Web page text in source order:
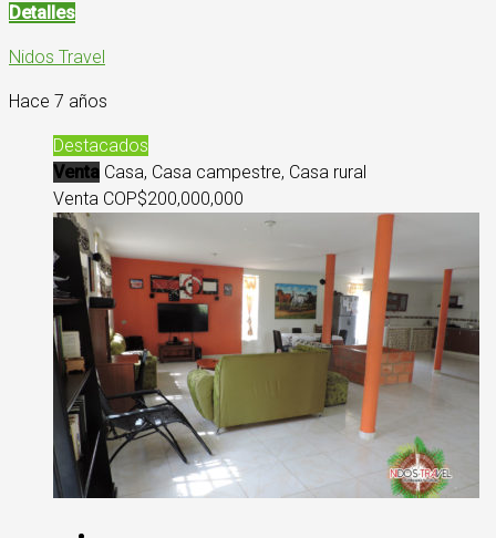
Detalles
Nidos Travel
Hace 7 años
Destacados
Venta Casa, Casa campestre, Casa rural
Venta COP$200,000,000